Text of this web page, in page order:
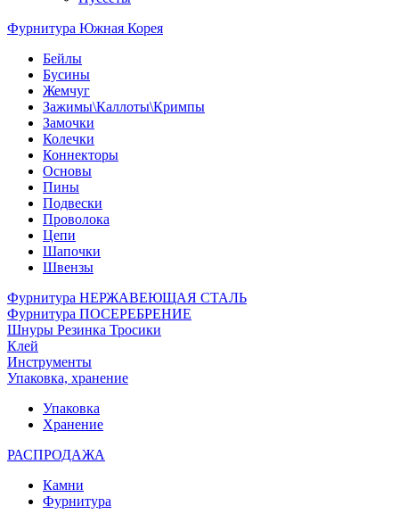
Фурнитура Южная Корея
Бейлы
Бусины
Жемчуг
Зажимы\Каллоты\Кримпы
Замочки
Колечки
Коннекторы
Основы
Пины
Подвески
Проволока
Цепи
Шапочки
Швензы
Фурнитура НЕРЖАВЕЮЩАЯ СТАЛЬ
Фурнитура ПОСЕРЕБРЕНИЕ
Шнуры Резинка Тросики
Клей
Инструменты
Упаковка, хранение
Упаковка
Хранение
РАСПРОДАЖА
Камни
Фурнитура